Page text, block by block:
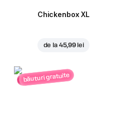
Chickenbox XL
de la 45,99 lei
băuturi gratuite